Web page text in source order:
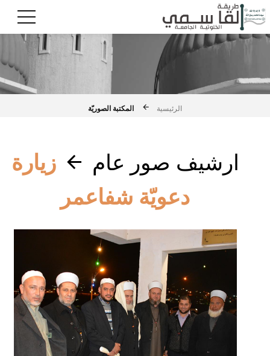
الرئيسية المكتبة الصوريّة
ارشيف صور عام
زيارة
دعويّة شفاعمر